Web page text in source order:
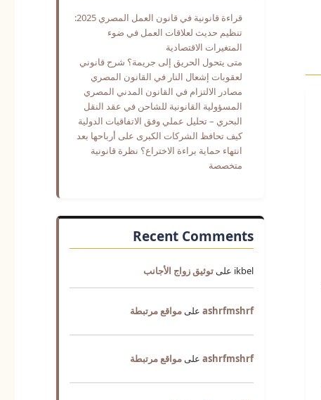
قراءة قانونية في قانون العمل المصري 2025:
تنظيم حديث لعلاقات العمل في ضوء
المتغيرات الاقتصادية
متى يتحول الحريق إلى جريمة؟ شرح قانوني
لعقوبات إشعال النار في القانون المصري
مصادر الالتزام في القانون المدني المصري
المسؤولية القانونية للشاحن في عقد النقل
البحري – تحليل عملي وفق الاتفاقيات الدولية
كيف تحافظ الشركات الكبرى على أرباحها بعد
انتهاء حماية براءة الاختراع؟ نظرة قانونية
متخصصة
Recent Comments
ikbel على توثيق زواج الأجانب
ashrfmshrfعلىمواقع مرتبطة
ashrfmshrfعلىمواقع مرتبطة